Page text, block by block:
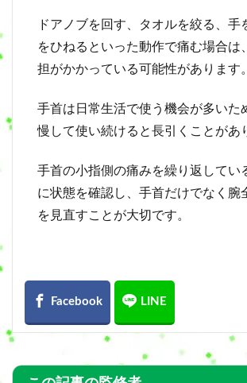
ドアノブを回す、タオルを絞る、手
をひねるといった動作で痛む場合は
担がかかっている可能性があります。
手首は日常生活で使う機会が多いた
慢して使い続けると長引くことがあ
手首の小指側の痛みを繰り返してい
に状態を確認し、手首だけでなく腕
を見直すことが大切です。